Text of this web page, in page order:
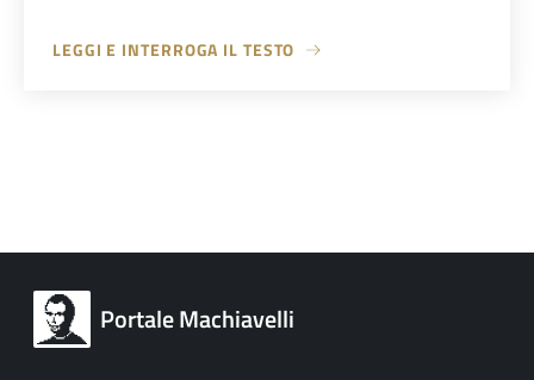
LEGGI E INTERROGA IL TESTO
Portale Machiavelli